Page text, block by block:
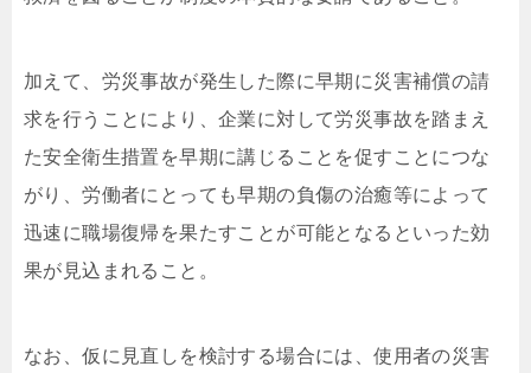
加えて、労災事故が発生した際に早期に災害補償の請
求を行うことにより、企業に対して労災事故を踏まえ
た安全衛生措置を早期に講じることを促すことにつな
がり、労働者にとっても早期の負傷の治癒等によって
迅速に職場復帰を果たすことが可能となるといった効
果が見込まれること。
なお、仮に見直しを検討する場合には、使用者の災害